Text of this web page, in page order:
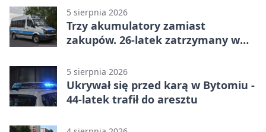
5 sierpnia 2026
Trzy akumulatory zamiast
zakupów. 26-latek zatrzymany w
5 sierpnia 2026
Ukrywał się przed karą w Bytomiu -
44-latek trafił do aresztu